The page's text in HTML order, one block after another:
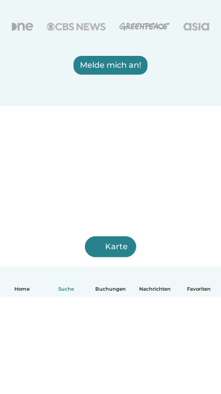
Home Suche Buchungen Nachrichten Favoriten
Melde mich an!
Karte